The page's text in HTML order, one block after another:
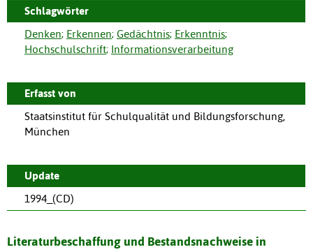
Schlagwörter
Denken; Erkennen; Gedächtnis; Erkenntnis;
Hochschulschrift; Informationsverarbeitung
Erfasst von
Staatsinstitut für Schulqualität und Bildungsforschung,
München
Update
1994_(CD)
Literaturbeschaffung und Bestandsnachweise in